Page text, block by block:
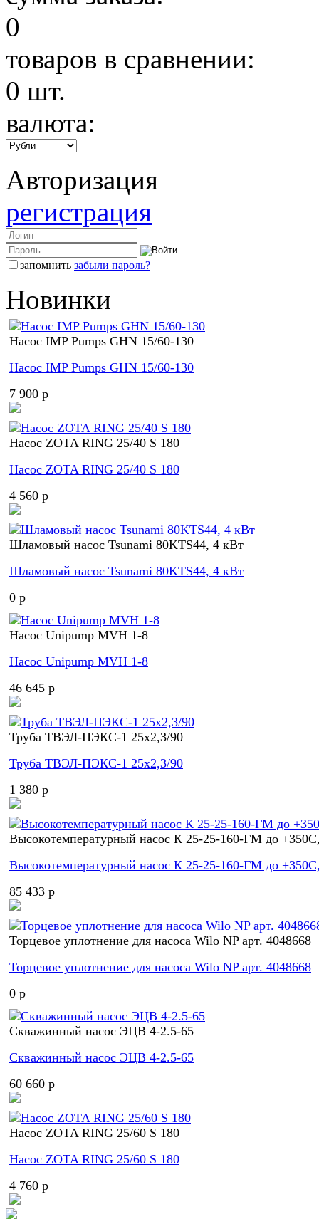
0
товаров в сравнении:
0 шт.
валюта:
Авторизация
регистрация
запомнить забыли пароль?
Новинки
Насос IMP Pumps GHN 15/60-130
Насос IMP Pumps GHN 15/60-130
7 900 p
Насос ZOTA RING 25/40 S 180
Насос ZOTA RING 25/40 S 180
4 560 p
Шламовый насос Tsunami 80KTS44, 4 кВт
Шламовый насос Tsunami 80KTS44, 4 кВт
0 p
Насос Unipump MVH 1-8
Насос Unipump MVH 1-8
46 645 p
Труба ТВЭЛ-ПЭКС-1 25x2,3/90
Труба ТВЭЛ-ПЭКС-1 25x2,3/90
1 380 p
Высокотемпературный насос К 25-25-160-ГМ до
Высокотемпературный насос К 25-25-160-ГМ до
85 433 p
Торцевое уплотнение для насоса Wilo NP арт. 4048668
Торцевое уплотнение для насоса Wilo NP арт. 4048668
0 p
Скважинный насос ЭЦВ 4-2.5-65
Скважинный насос ЭЦВ 4-2.5-65
60 660 p
Насос ZOTA RING 25/60 S 180
Насос ZOTA RING 25/60 S 180
4 760 p